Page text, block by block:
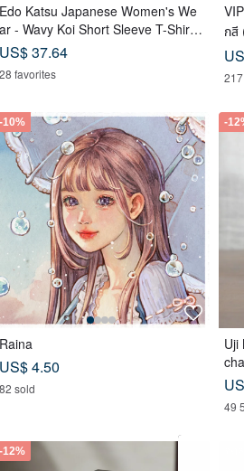
Edo Katsu Japanese Women's We
ar - Wavy Koi Short Sleeve T-Shirt
(Navy Blue) #Tops #ShortSleeve
US$ 37.64
28 favorites
กสี
-10%
Raina
US$ 4.50
82 sold
-
Uji
49
-12%